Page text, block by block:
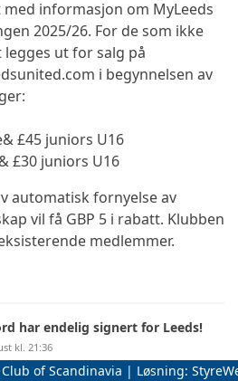
informasjon om MyLeeds
2025/26. For de som ikke
ut for salg på
i begynnelsen av
£45 juniors U16
£30 juniors U16
automatisk fornyelse av
vil få GBP 5 i rabatt. Klubben
medlemmer.
har endelig signert for Leeds!
kl. 21:36
of Scandinavia | Løsning: